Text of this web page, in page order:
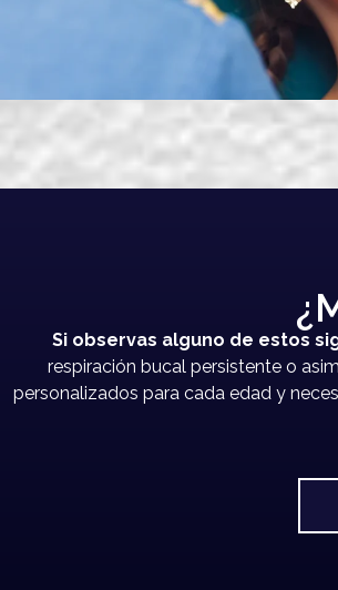
Si observas alguno de estos
respiración bucal persistente o
personalizados para cada edad y